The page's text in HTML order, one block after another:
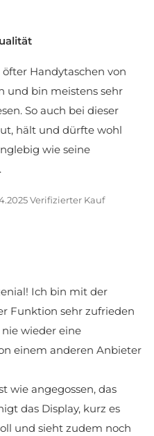
Handytaschen von
und bin meistens sehr
So auch bei dieser
hält und dürfte wohl
wie seine
Verifizierter Kauf
Ich bin mit der
Funktion sehr zufrieden
wieder eine
einem anderen Anbieter
wie angegossen, das
das Display, kurz es
und sieht zudem noch